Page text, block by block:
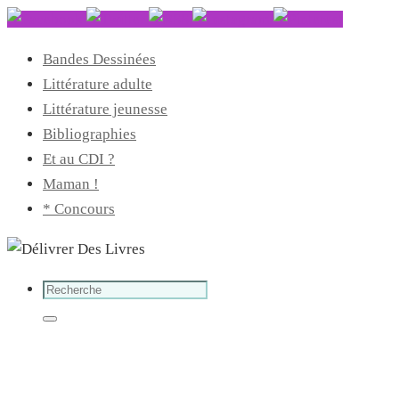
Bandes Dessinées
Littérature adulte
Littérature jeunesse
Bibliographies
Et au CDI ?
Maman !
* Concours
Search
for:
Search